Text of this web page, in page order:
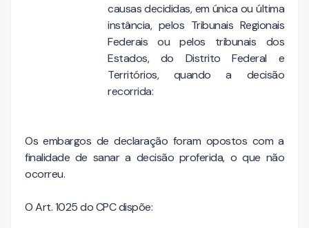
causas decididas, em única ou última
instância, pelos Tribunais Regionais
Federais ou pelos tribunais dos
Estados, do Distrito Federal e
Territórios, quando a decisão
recorrida:
Os embargos de declaração foram opostos com a
finalidade de sanar a decisão proferida, o que não
ocorreu.
O Art. 1025 do CPC dispõe: